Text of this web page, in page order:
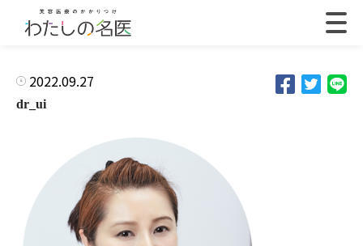
2022.09.27
dr_ui